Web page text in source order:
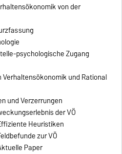
von der
psychologische Zugang
und Rational
und Verzerrungen
der VÖ
Heuristiken
zur VÖ
Paper